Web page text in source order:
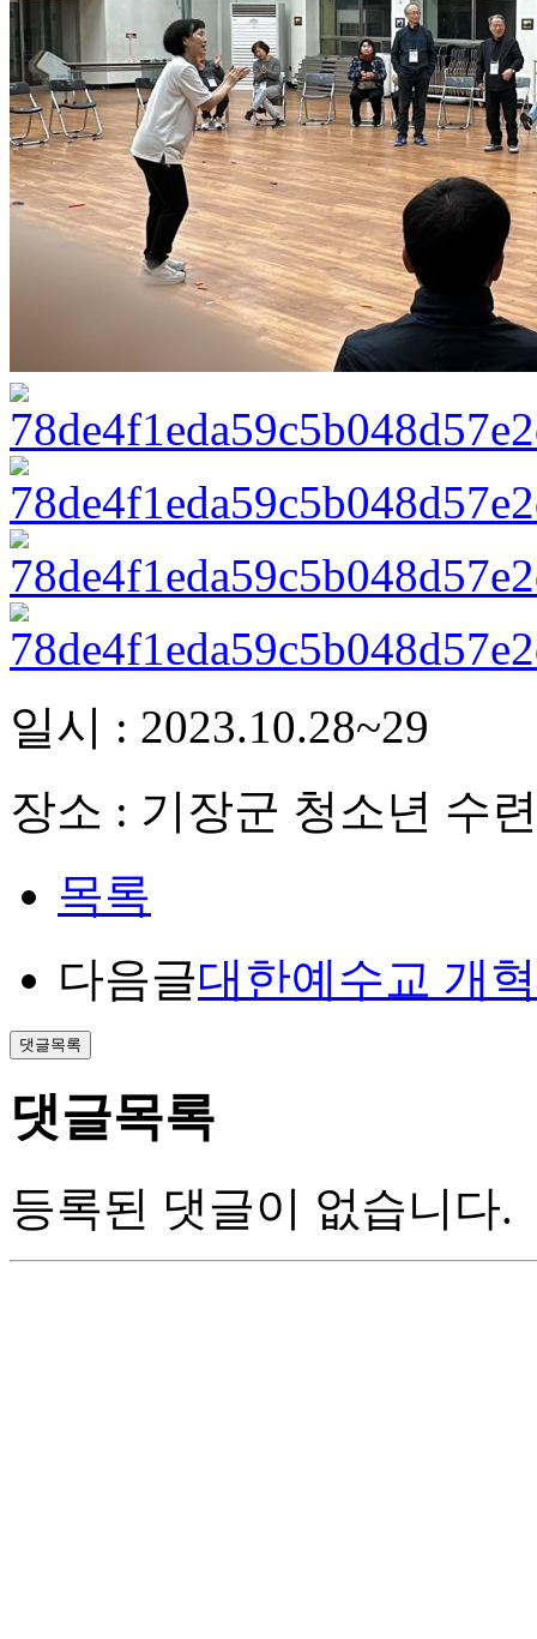
일시 : 2023.10.28~29
장소 : 기장군 청소년 수
목록
다음글대한예수교 개
댓글목록
댓글목록
등록된 댓글이 없습니다.